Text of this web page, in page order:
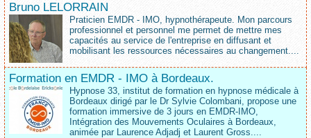
Bruno LELORRAIN
Praticien EMDR - IMO, hypnothérapeute. Mon parcours
professionnel et personnel me permet de mettre mes
capacités au service de l'entreprise en diffusant et
mobilisant les ressources nécessaires au changement....
Formation en EMDR - IMO à Bordeaux.
Hypnose 33, institut de formation en hypnose médicale à
Bordeaux dirigé par le Dr Sylvie Colombani, propose une
formation immersive de 3 jours en EMDR-IMO,
Intégration des Mouvements Oculaires à Bordeaux,
animée par Laurence Adjadj et Laurent Gross....